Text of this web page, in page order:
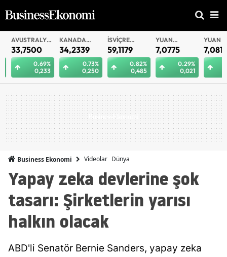
AVUSTRALYA
DOLARI
33,7500
0.69%
0,233
KANADA
DOLARI
34,2339
0.73%
0,250
İSVIÇRE
FRANKI
59,1179
0.82%
0,485
YUAN
OFFSHORE
7,0775
0.29%
0,021
YUAN
7,0812
Business Ekonomi Videolar Dünya
Yapay zeka devlerine şok
tasarı: Şirketlerin yarısı
halkın olacak
ABD'li Senatör Bernie Sanders, yapay zeka